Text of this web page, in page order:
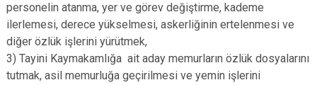
personelin atanma, yer ve görev değiştirme, kademe
ilerlemesi, derece yükselmesi, askerliğinin ertelenmesi ve
diğer özlük işlerini yürütmek,
3) Tayini Kaymakamlığa ait aday memurların özlük dosyalarını
tutmak, asil memurluğa geçirilmesi ve yemin işlerini